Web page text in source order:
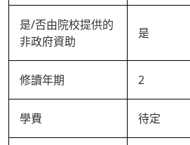
是/否由院校提供的
非政府資助
是
修讀年期 2
學費 待定